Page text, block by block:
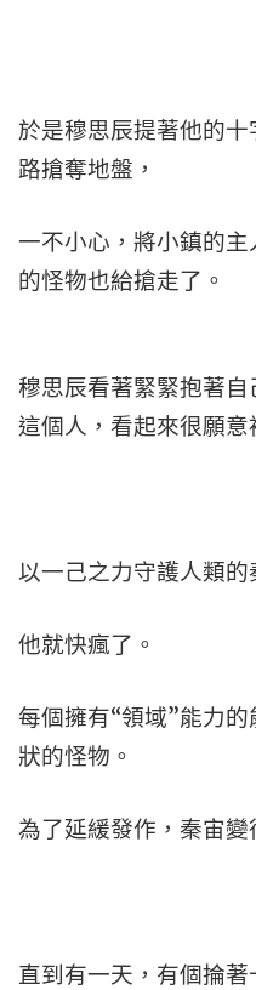
於是穆思辰提著他的
路搶奪地盤，
一不小心，將小鎮的
的怪物也給搶走了。
穆思辰看著緊緊抱著自
這個人，看起來很願意
以一己之力守護人類的
他就快瘋了。
每個擁有“領域”能力
狀的怪物。
為了延緩發作，秦宙變
直到有一天，有個掄